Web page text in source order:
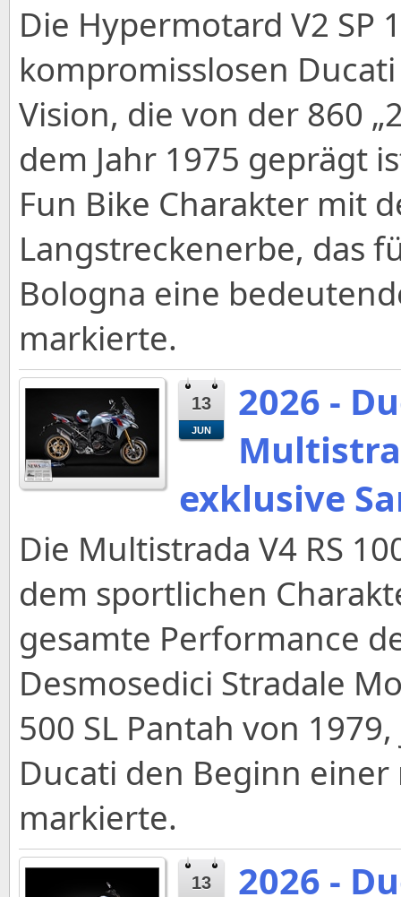
Die Hypermotard V2 SP
kompromisslosen
Vision, die von der 860
dem Jahr 1975 geprägt
Fun Bike Charakter mit
Langstreckenerbe, das
Bologna eine
markierte.
13
JUN
2026 -
exklusive
Die Multistrada V4 RS
dem sportlichen
gesamte Performance
Desmosedici Stradale
500 SL Pantah von
Ducati den Beginn
markierte.
13 2026 -